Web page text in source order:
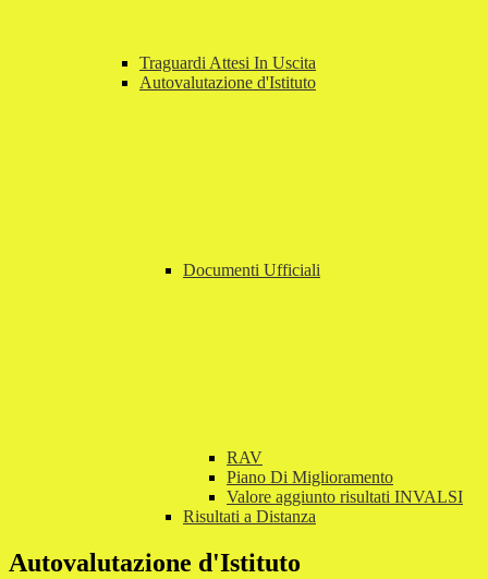
Traguardi Attesi In Uscita
Autovalutazione d'Istituto
Documenti Ufficiali
RAV
Piano Di Miglioramento
Valore aggiunto risultati INVALSI
Risultati a Distanza
Autovalutazione d'Istituto